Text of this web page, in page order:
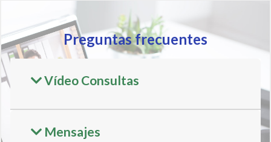
Preguntas frecuentes
Vídeo Consultas
Mensajes